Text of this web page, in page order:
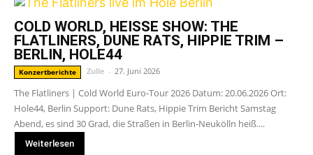
COLD WORLD, HEISSE SHOW: THE F
LATLINERS, DUNE RATS, HIPPIE TRIM – B
ERLIN, HOLE44
Konzertberichte Zulle - 27. Juni 2026
The Flatliners | Cold World Euro-Tour 2026 Datum: 20.06.2026 Ort:
Hole44, Berlin Support: Dune Rats, Hippie Trim Bericht Samstag
Abend, es sind 30 Grad, die Straßen in Berlin-Neukölln heiß....
Weiterlesen